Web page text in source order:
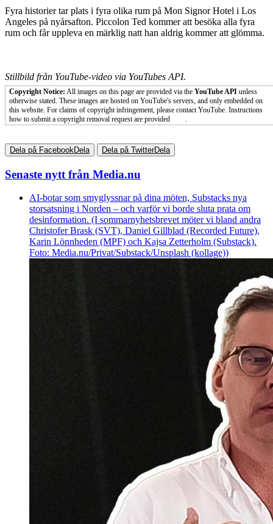
Fyra historier tar plats i fyra olika rum på Mon Signor Hotel i Los
Angeles på nyårsafton. Piccolon Ted kommer att besöka alla fyra
rum och får uppleva en märklig natt han aldrig kommer att glömma.
Stillbild från YouTube-video via YouTubes API.
Copyright Notice: All images on this page are provided via the YouTube API unless
otherwise stated. These images are hosted on YouTube's servers, and only embedded on
this website. For claims of copyright infringement, please contact YouTube. Instructions
how to submit a copyright removal request are provided
.
Dela på Facebook Dela Dela på TwitterDela
Senaste nytt från Media.nu
AI-botar som smyglyssnar på dina möten, Substacks nya
storsatsning i Norden – och varför vi borde sluta prata om
desinformation. (I sommarnyhetsbrevet möter vi bland andra
Christofer Brask (SVT), Daniel Gillblad (Recorded Future),
Karin Lönnheden (MPF) och Kajsa Zetterholm (Substack).
Foto: Media.nu/Privat/Substack/Unsplash (kollage))